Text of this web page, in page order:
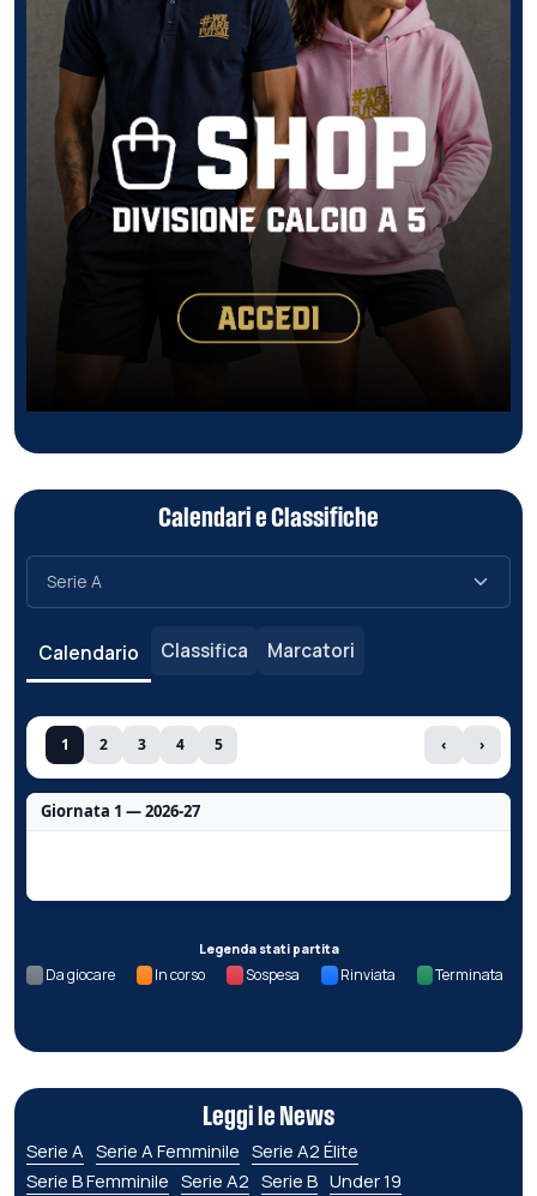
Calendari e Classifiche
Calendario Classifica Marcatori
1 2 3 4 5 ‹ ›
Giornata 1 — 2026-27
Legenda stati partita
Da giocare In corso Sospesa Rinviata Terminata
Leggi le News
Serie A Serie A Femminile Serie A2 Élite
Serie B Femminile Serie A2 Serie B Under 19